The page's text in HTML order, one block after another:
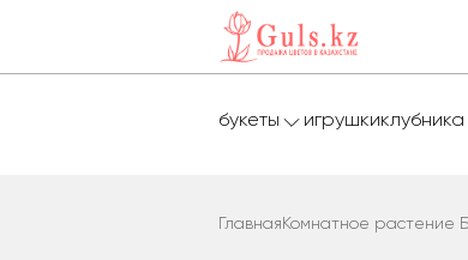
букеты игрушки
Главная Комнатное растение